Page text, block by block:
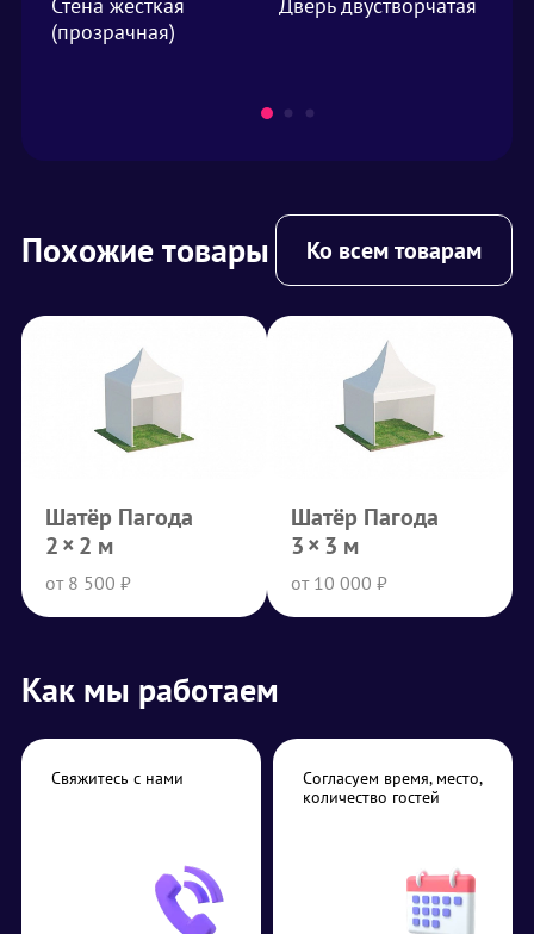
(прозрачная)
Похожие товары Ко всем товарам
Шатёр Пагода
2 × 2 м
от 8 500 ₽
Шатёр Пагода
3 × 3 м
от 10 000 ₽
Как мы работаем
Свяжитесь с нами
Согласуем время, место,
количество гостей